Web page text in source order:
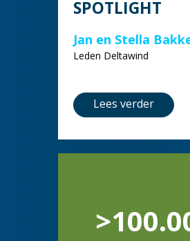
SPOTLIGHT
Jan en Stella
Leden Deltawind
Lees verder